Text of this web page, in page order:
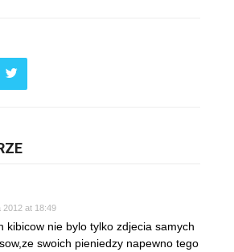
2012 at 18:49
kibicow nie bylo tylko zdjecia samych
swoich pieniedzy napewno tego